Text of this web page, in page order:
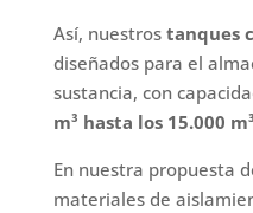
Así, nuestros tanques
diseñados para el
sustancia, con
m³ hasta los 15.000
En nuestra propuesta
materiales de